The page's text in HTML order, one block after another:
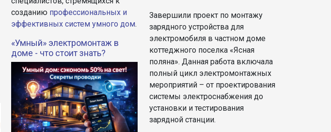
созданию профессиональных и
эффективных систем умного дом.
«Умный» электромонтаж в
доме - что стоит знать?
Завершили проект по монтажу
зарядного устройства для
электромобиля в частном доме
коттеджного поселка «Ясная
поляна». Данная работа включала
полный цикл электромонтажных
мероприятий – от проектирования
системы электроснабжения до
установки и тестирования
зарядной станции.